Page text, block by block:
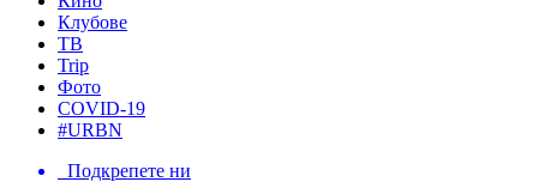
Клубове
ТВ
Trip
Фото
COVID-19
#URBN
Подкрепете ни